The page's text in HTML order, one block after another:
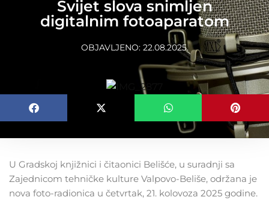
Svijet slova snimljen
digitalnim fotoaparatom
OBJAVLJENO: 22.08.2025.
U Gradskoj knjižnici i čitaonici Belišće, u suradnji sa
Zajednicom tehničke kulture Valpovo-Beliše, održana je
nova foto-radionica u četvrtak, 21. kolovoza 2025 godine.